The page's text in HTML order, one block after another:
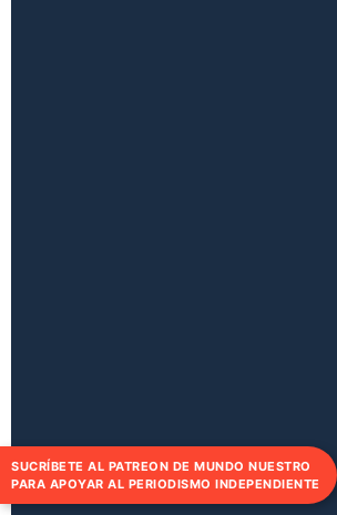
SUCRÍBETE AL PATREON DE MUNDO NUESTRO
PARA APOYAR AL PERIODISMO INDEPENDIENTE